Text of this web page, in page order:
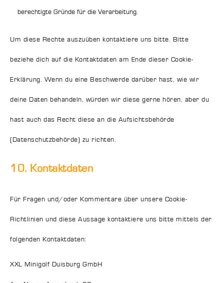
berechtigte Gründe für die Verarbeitung.
Um diese Rechte auszuüben kontaktiere uns bitte. Bitte
beziehe dich auf die Kontaktdaten am Ende dieser Cookie-
Erklärung. Wenn du eine Beschwerde darüber hast, wie wir
deine Daten behandeln, würden wir diese gerne hören, aber du
hast auch das Recht diese an die Aufsichtsbehörde
(Datenschutzbehörde) zu richten.
10. Kontaktdaten
Für Fragen und/oder Kommentare über unsere Cookie-
Richtlinien und diese Aussage kontaktiere uns bitte mittels der
folgenden Kontaktdaten:
XXL Minigolf Duisburg GmbH